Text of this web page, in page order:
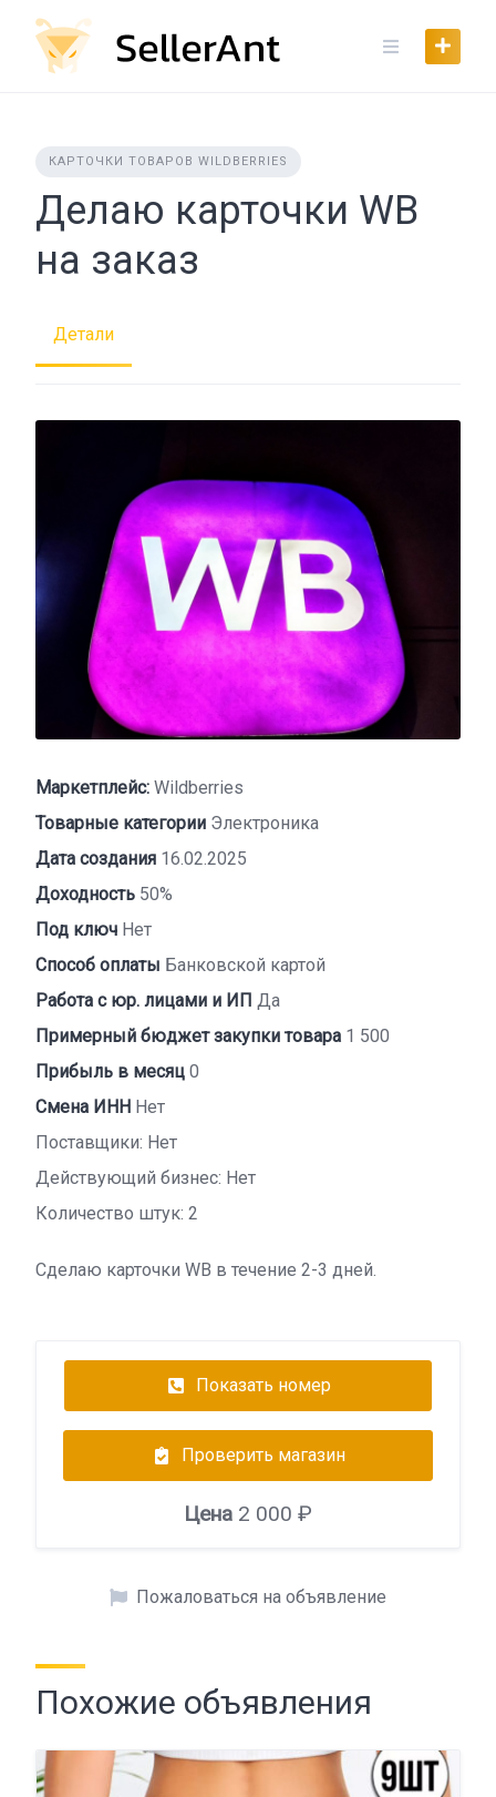
content
КАРТОЧКИ ТОВАРОВ WILDBERRIES
Делаю карточки WB
на заказ
Детали
Маркетплейс: Wildberries
Товарные категории Электроника
Дата создания 16.02.2025
Доходность 50%
Под ключ Нет
Способ оплаты Банковской картой
Работа с юр. лицами и ИП Да
Примерный бюджет закупки товара 1 500
Прибыль в месяц 0
Смена ИНН Нет
Поставщики: Нет
Действующий бизнес: Нет
Количество штук: 2
Сделаю карточки WB в течение 2-3 дней.
Показать номер
Проверить магазин
Цена 2 000 ₽
Пожаловаться на объявление
Похожие объявления